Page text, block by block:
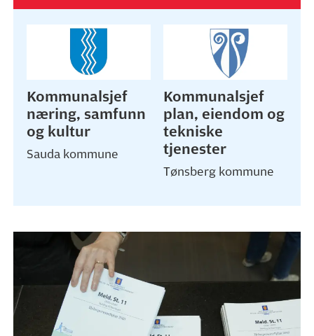
Kommunalsjef
næring, samfunn
og kultur
Sauda kommune
Kommunalsjef
plan, eiendom og
tekniske
tjenester
Tønsberg kommune